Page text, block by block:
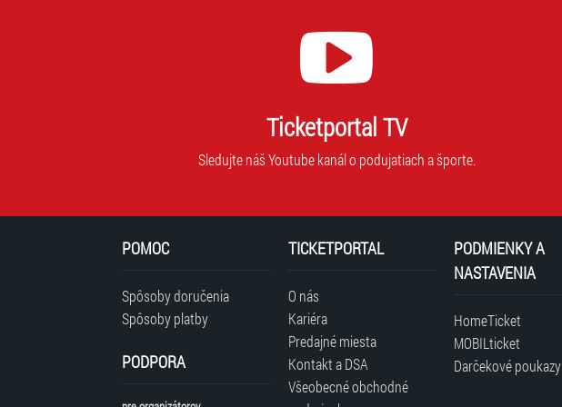
Ticketportal TV
Sledujte náš Youtube kanál o podujatiach a športe.
POMOC
Spôsoby doručenia
Spôsoby platby
PODPORA
TICKETPORTAL
O nás
Kariéra
Predajné miesta
Kontakt a DSA
Všeobecné obchodné
PODMIENKY A
NASTAVENIA
HomeTicket
MOBILticket
Darčekové poukazy